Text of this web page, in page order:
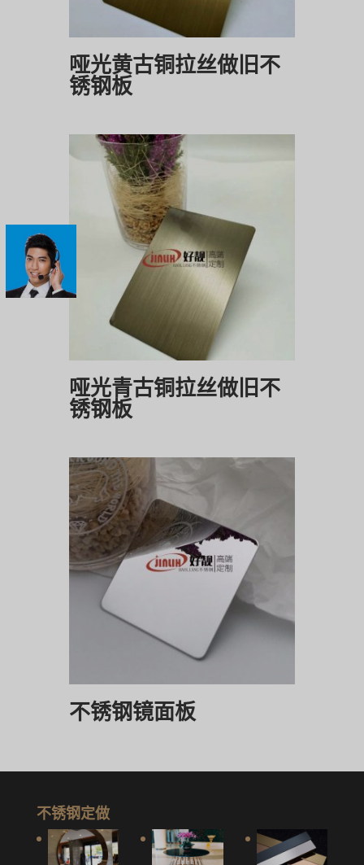
哑光黄古铜拉丝做旧不
锈钢板
哑光青古铜拉丝做旧不
锈钢板
不锈钢镜面板
不锈钢定做